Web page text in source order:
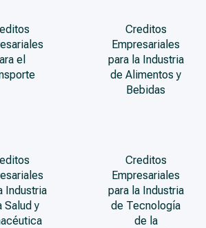
el
Creditos
Empresariales
para la Industria
de Alimentos y
Bebidas
Industria
Salud y
Creditos
Empresariales
para la Industria
de Tecnología
de la